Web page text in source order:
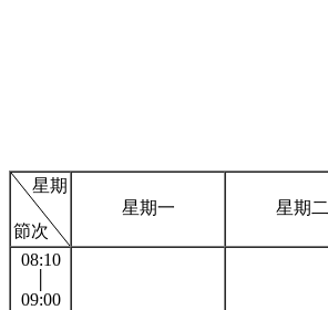
星期
節次
星期一 星期二
08:10
09:00